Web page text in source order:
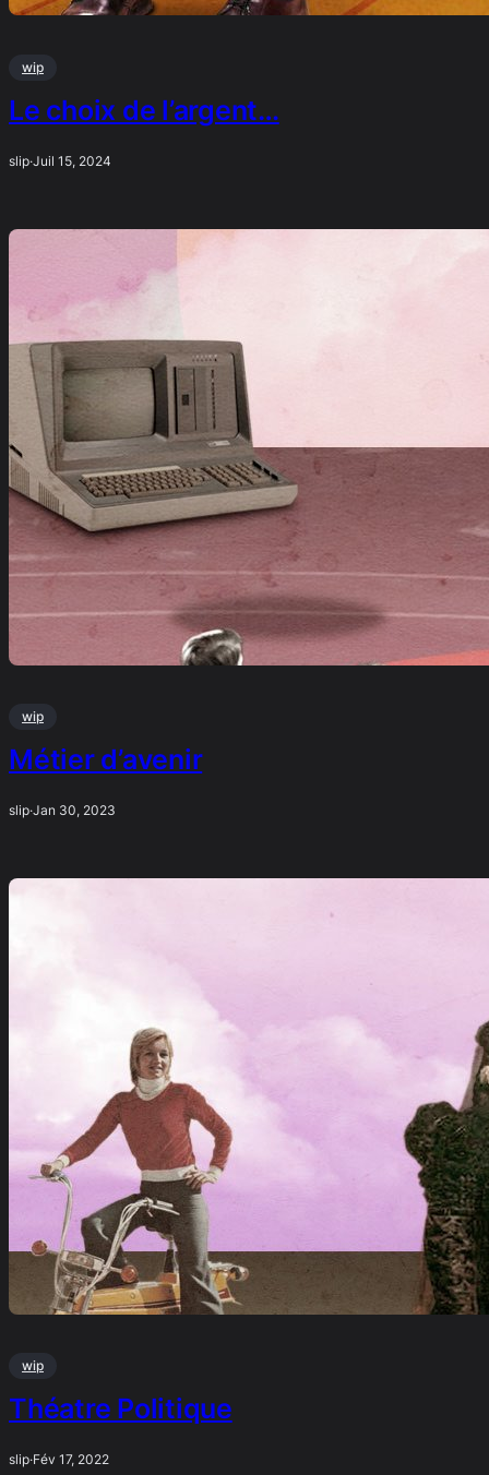
wip
Le choix de l’argent…
slip·Juil 15, 2024
wip
Métier d’avenir
slip·Jan 30, 2023
wip
Théatre Politique
slip·Fév 17, 2022